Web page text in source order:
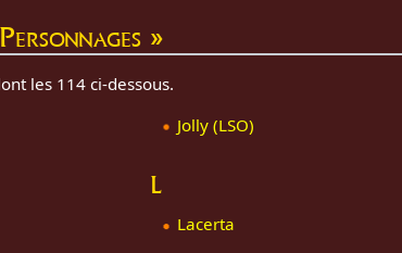
»
les 114 ci-dessous.
Jolly (LSO)
L
Lacerta